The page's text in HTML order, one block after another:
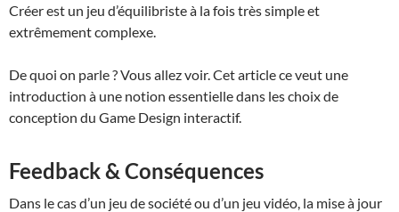
Créer est un jeu d’équilibriste à la fois très simple et
extrêmement complexe.
De quoi on parle ? Vous allez voir. Cet article ce veut une
introduction à une notion essentielle dans les choix de
conception du Game Design interactif.
Feedback & Conséquences
Dans le cas d’un jeu de société ou d’un jeu vidéo, la mise à jour